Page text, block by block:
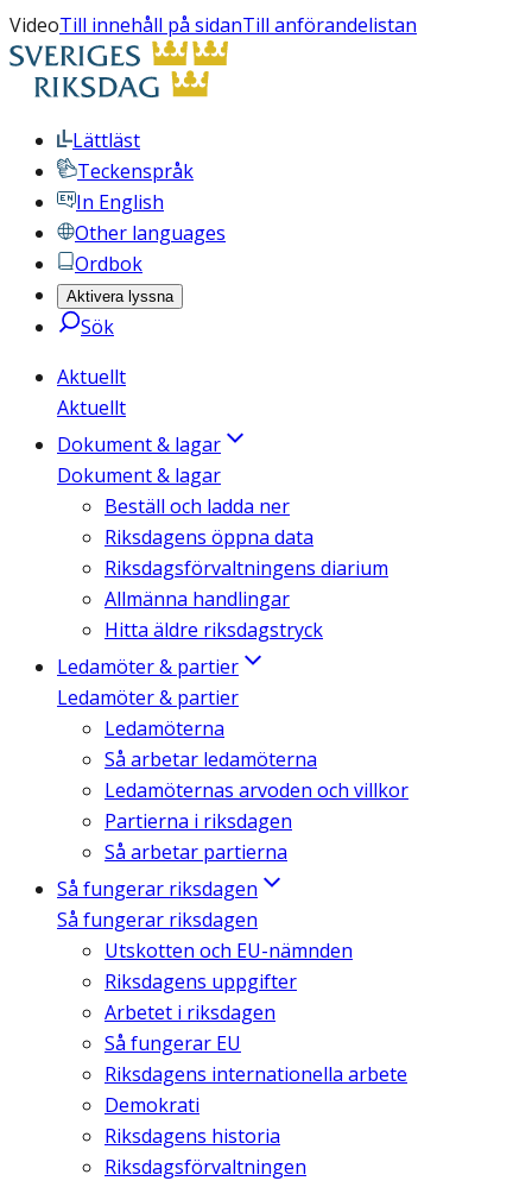
VideoTill innehåll på sidanTill anförandelistan
Lättläst
Teckenspråk
In English
Other languages
Ordbok
Aktivera lyssna
Sök
Aktuellt
Aktuellt
Dokument & lagar
Dokument & lagar
Beställ och ladda ner
Riksdagens öppna data
Riksdagsförvaltningens diarium
Allmänna handlingar
Hitta äldre riksdagstryck
Ledamöter & partier
Ledamöter & partier
Ledamöterna
Så arbetar ledamöterna
Ledamöternas arvoden och villkor
Partierna i riksdagen
Så arbetar partierna
Så fungerar riksdagen
Så fungerar riksdagen
Utskotten och EU-nämnden
Riksdagens uppgifter
Arbetet i riksdagen
Så fungerar EU
Riksdagens internationella arbete
Demokrati
Riksdagens historia
Riksdagsförvaltningen